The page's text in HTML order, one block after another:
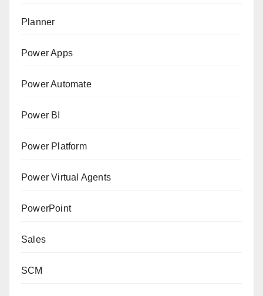
Planner
Power Apps
Power Automate
Power BI
Power Platform
Power Virtual Agents
PowerPoint
Sales
SCM